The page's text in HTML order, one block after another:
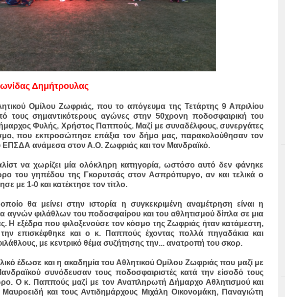
Δημήτρουλας
Ομίλου Ζωφριάς, που το απόγευμα της Τετάρτης 9 Απριλίου
τους σημαντικότερους αγώνες στην 50χρονη ποδοσφαιρική του
Φυλής, Χρήστος Παππούς. Μαζί με συναδέλφους, συνεργάτες
που εκπροσώπησε επάξια τον δήμο μας, παρακολούθησαν τον
ΕΠΣΔΑ ανάμεσα στον Α.Ο. Ζωφριάς και τον Μανδραϊκό.
να χωρίζει μία ολόκληρη κατηγορία, ωστόσο αυτό δεν φάνηκε
του γηπέδου της Γκορυτσάς στον Ασπρόπυργο, αν και τελικά ο
με 1-0 και κατέκτησε τον τίτλο.
θα μείνει στην ιστορία η συγκεκριμένη αναμέτρηση είναι η
αγνών φιλάθλων του ποδοσφαίρου και του αθλητισμού δίπλα σε μια
Η εξέδρα που φιλοξενούσε τον κόσμο της Ζωφριάς ήταν κατάμεστη,
επισκέφθηκε και ο κ. Παππούς έχοντας πολλά πηγαδάκια και
με κεντρικό θέμα συζήτησης την... ανατροπή του σκορ.
έδωσε και η ακαδημία του Αθλητικού Ομίλου Ζωφριάς που μαζί με
συνόδευσαν τους ποδοσφαιριστές κατά την είσοδό τους
Ο κ. Παππούς μαζί με τον Αναπληρωτή Δήμαρχο Αθλητισμού και
Μαυροειδή και τους Αντιδημάρχους Μιχάλη Οικονομάκη, Παναγιώτη